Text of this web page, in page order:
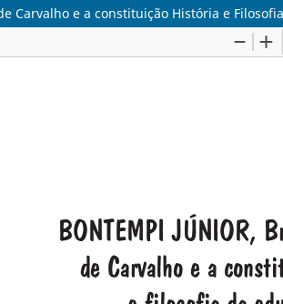
Carvalho e a constituição História e